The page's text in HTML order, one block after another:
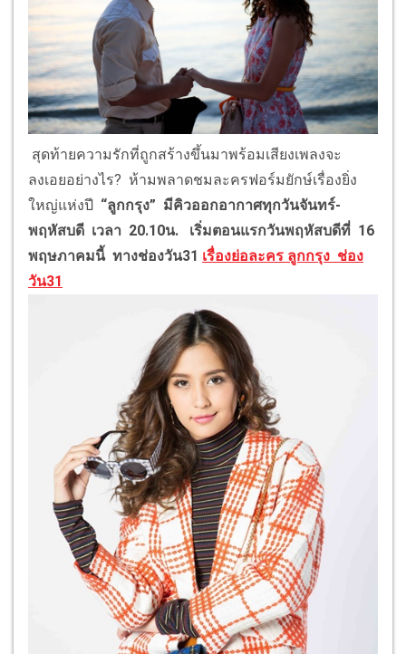
สุดท้ายความรักที่ถูกสร้างขึ้นมาพร้อมเสียงเพลงจะ
ลงเอยอย่างไร? ห้ามพลาดชมละครฟอร์มยักษ์เรื่องยิ่ง
ใหญ่แห่งปี “ลูกกรุง” มีคิวออกอากาศทุกวันจันทร์-
พฤหัสบดี เวลา 20.10น. เริ่มตอนแรกวันพฤหัสบดีที่ 16
พฤษภาคมนี้ ทางช่องวัน31 เรื่องย่อละคร ลูกกรุง ช่อง
วัน31